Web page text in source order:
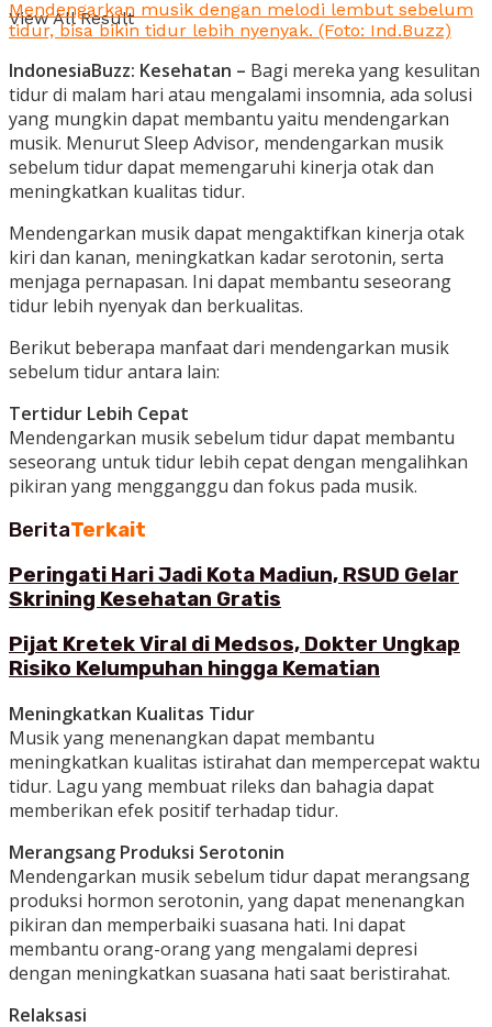
View All Result
Mendengarkan musik dengan melodi lembut sebelum
tidur, bisa bikin tidur lebih nyenyak. (Foto: Ind.Buzz)
IndonesiaBuzz: Kesehatan – Bagi mereka yang kesulitan
tidur di malam hari atau mengalami insomnia, ada solusi
yang mungkin dapat membantu yaitu mendengarkan
musik. Menurut Sleep Advisor, mendengarkan musik
sebelum tidur dapat memengaruhi kinerja otak dan
meningkatkan kualitas tidur.
Mendengarkan musik dapat mengaktifkan kinerja otak
kiri dan kanan, meningkatkan kadar serotonin, serta
menjaga pernapasan. Ini dapat membantu seseorang
tidur lebih nyenyak dan berkualitas.
Berikut beberapa manfaat dari mendengarkan musik
sebelum tidur antara lain:
Tertidur Lebih Cepat
Mendengarkan musik sebelum tidur dapat membantu
seseorang untuk tidur lebih cepat dengan mengalihkan
pikiran yang mengganggu dan fokus pada musik.
BeritaTerkait
Peringati Hari Jadi Kota Madiun, RSUD Gelar
Skrining Kesehatan Gratis
Pijat Kretek Viral di Medsos, Dokter Ungkap
Risiko Kelumpuhan hingga Kematian
Meningkatkan Kualitas Tidur
Musik yang menenangkan dapat membantu
meningkatkan kualitas istirahat dan mempercepat waktu
tidur. Lagu yang membuat rileks dan bahagia dapat
memberikan efek positif terhadap tidur.
Merangsang Produksi Serotonin
Mendengarkan musik sebelum tidur dapat merangsang
produksi hormon serotonin, yang dapat menenangkan
pikiran dan memperbaiki suasana hati. Ini dapat
membantu orang-orang yang mengalami depresi
dengan meningkatkan suasana hati saat beristirahat.
Relaksasi